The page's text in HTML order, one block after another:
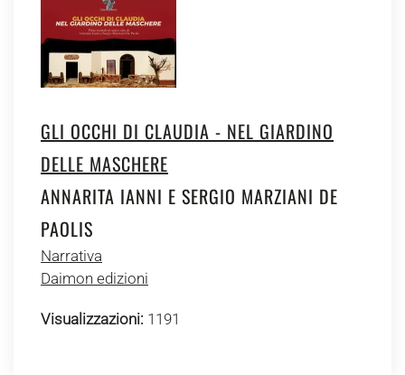
GLI OCCHI DI CLAUDIA - NEL GIARDINO
DELLE MASCHERE
ANNARITA IANNI E SERGIO MARZIANI DE
PAOLIS
Narrativa
Daimon edizioni
Visualizzazioni: 1191